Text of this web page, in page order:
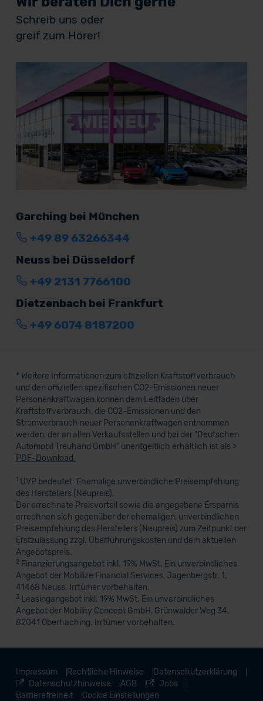
Schreib uns oder
greif zum Hörer!
Garching bei München
+49 89 63266344
Neuss bei Düsseldorf
+49 2131 7766100
Dietzenbach bei Frankfurt
+49 6074 8187200
* Weitere Informationen zum offiziellen Kraftstoffverbrauch
und den offiziellen spezifischen CO2-Emissionen neuer
Personenkraftwagen können dem Leitfaden über
Kraftstoffverbrauch, die CO2-Emissionen und den
Stromverbrauch neuer Personenkraftwagen entnommen
werden, der an allen Verkaufsstellen und bei der "Deutschen
Automobil Treuhand GmbH" unentgeltlich erhältlich ist als >
PDF-Download.
1UVP bedeutet: Ehemalige unverbindliche Preisempfehlung
des Herstellers (Neupreis).
Der errechnete Preisvorteil sowie die angegebene Ersparnis
errechnen sich gegenüber der ehemaligen, unverbindlichen
Preisempfehlung des Herstellers (Neupreis) zum Zeitpunkt der
Erstzulassung zzgl. Überführungskosten und dem aktuellen
Angebotspreis.
2 Finanzierungsangebot inkl. 19% MwSt. Ein unverbindliches
Angebot der Mobilize Financial Services, Jagenbergstr. 1,
41468 Neuss. Irrtümer vorbehalten.
3Leasingangebot inkl. 19% MwSt. Ein unverbindliches
Angebot der Mobility Concept GmbH, Grünwalder Weg 34,
82041 Oberhaching. Irrtümer vorbehalten.
Impressum Rechtliche Hinweise
Datenschutzerklärung
Datenschutzhinweise
AGB
Jobs
Barrierefreiheit
Cookie Einstellungen